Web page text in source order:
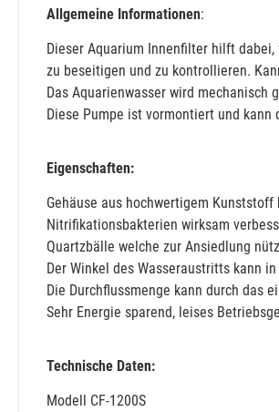
Allgemeine Informationen:
Dieser Aquarium Innenfilter hilft
zu beseitigen und zu kontrollieren.
Das Aquarienwasser wird
Diese Pumpe ist vormontiert und kann
Eigenschaften:
Gehäuse aus hochwertigem
Nitrifikationsbakterien wirksam
Quartzbälle welche zur Ansiedlung
Der Winkel des Wasseraustritts kann
Die Durchflussmenge kann durch das
Sehr Energie sparend, leises
Technische Daten:
Modell CF-1200S